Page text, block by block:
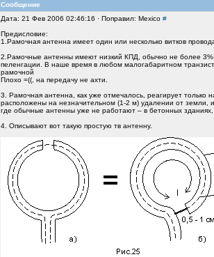
Сообщение
Дата: 21 Фев 2006 02:46:16 · Поправил: Mexico #
Предисловие:
1.Рамочная антенна имеет один или несколько витков
2.Рамочные антенны имеют низкий КПД, обычно не более 3%,
пеленгации. В наше время в любом малогабаритном
рамочной
Плохо =((, на передачу не ахти.
3. Рамочная антенна, как уже отмечалось, реагирует
расположены на незначительном (1-2 м) удалении от земли,
где обычные антенны уже не работают – в бетонных зданиях,
4. Описывают вот такую простую тв антенну.